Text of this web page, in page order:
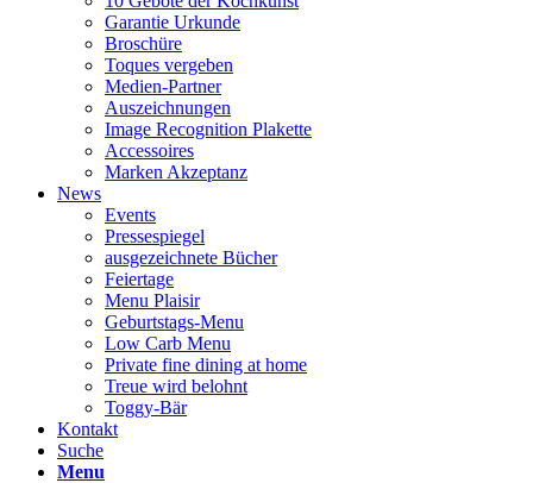
Garantie Urkunde
Broschüre
Toques vergeben
Medien-Partner
Auszeichnungen
Image Recognition Plakette
Accessoires
Marken Akzeptanz
News
Events
Pressespiegel
ausgezeichnete Bücher
Feiertage
Menu Plaisir
Geburtstags-Menu
Low Carb Menu
Private fine dining at home
Treue wird belohnt
Toggy-Bär
Kontakt
Suche
Menu